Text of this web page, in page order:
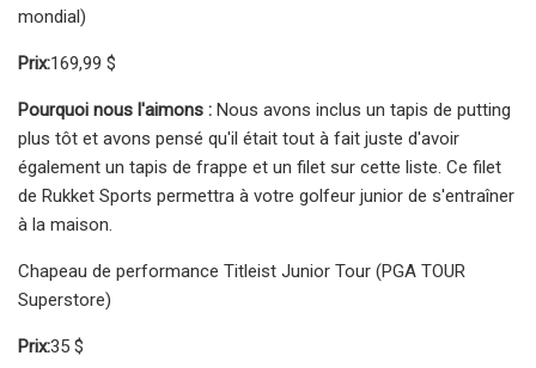
mondial)
Prix:169,99 $
Pourquoi nous l'aimons : Nous avons inclus un tapis de putting
plus tôt et avons pensé qu'il était tout à fait juste d'avoir
également un tapis de frappe et un filet sur cette liste. Ce filet
de Rukket Sports permettra à votre golfeur junior de s'entraîner
à la maison.
Chapeau de performance Titleist Junior Tour (PGA TOUR
Superstore)
Prix:35 $